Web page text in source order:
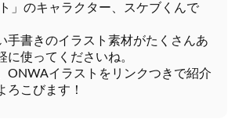
」のキャラクター、スケブくんで
手書きのイラスト素材がたくさんあ
に使ってくださいね。
ONWAイラストをリンクつきで紹介
ろこびます！